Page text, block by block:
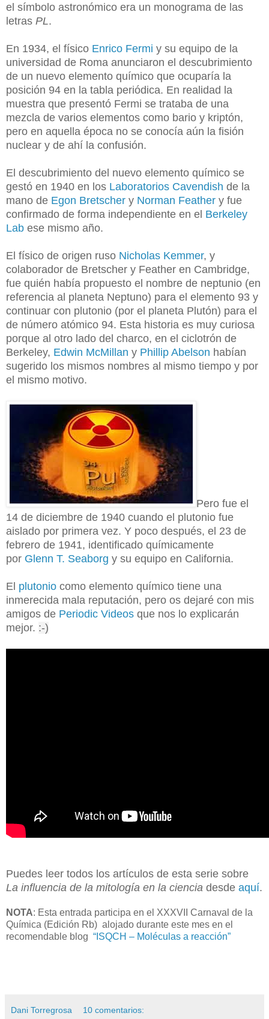
el símbolo astronómico era un monograma de las
letras PL.
En 1934, el físico Enrico Fermi y su equipo de la
universidad de Roma anunciaron el descubrimiento
de un nuevo elemento químico que ocuparía la
posición 94 en la tabla periódica. En realidad la
muestra que presentó Fermi se trataba de una
mezcla de varios elementos como bario y kriptón,
pero en aquella época no se conocía aún la fisión
nuclear y de ahí la confusión.
El descubrimiento del nuevo elemento químico se
gestó en 1940 en los Laboratorios Cavendish de la
mano de Egon Bretscher y Norman Feather y fue
confirmado de forma independiente en el Berkeley
Lab ese mismo año.
El físico de origen ruso Nicholas Kemmer, y
colaborador de Bretscher y Feather en Cambridge,
fue quién había propuesto el nombre de neptunio (en
referencia al planeta Neptuno) para el elemento 93 y
continuar con plutonio (por el planeta Plutón) para el
de número atómico 94. Esta historia es muy curiosa
porque al otro lado del charco, en el ciclotrón de
Berkeley, Edwin McMillan y Phillip Abelson habían
sugerido los mismos nombres al mismo tiempo y por
el mismo motivo.
Pero fue el
14 de diciembre de 1940 cuando el plutonio fue
aislado por primera vez. Y poco después, el 23 de
febrero de 1941, identificado químicamente
por Glenn T. Seaborg y su equipo en California.
El plutonio como elemento químico tiene una
inmerecida mala reputación, pero os dejaré con mis
amigos de Periodic Videos que nos lo explicarán
mejor. :-)
Puedes leer todos los artículos de esta serie sobre
La influencia de la mitología en la ciencia desde aquí.
NOTA: Esta entrada participa en el XXXVII Carnaval de la
Química (Edición Rb) alojado durante este mes en el
recomendable blog “ISQCH – Moléculas a reacción”
Dani Torregrosa 10 comentarios: